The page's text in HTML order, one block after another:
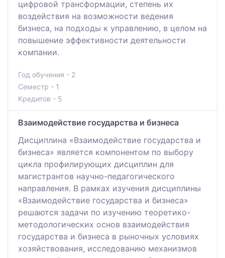
цифровой трансформации, степень их
воздействия на возможности ведения
бизнеса, на подходы к управлению, в целом на
повышение эффективности деятельности
компании.
Год обучения - 2
Семестр - 1
Кредитов - 5
Взаимодействие государства и бизнеса
Дисциплина «Взаимодействие государства и
бизнеса» является компонентом по выбору
цикла профилирующих дисциплин для
магистрантов научно-педагогического
направления. В рамках изучения дисциплины
«Взаимодействие государства и бизнеса»
решаются задачи по изучению теоретико-
методологических основ взаимодействия
государства и бизнеса в рыночных условиях
хозяйствования, исследованию механизмов